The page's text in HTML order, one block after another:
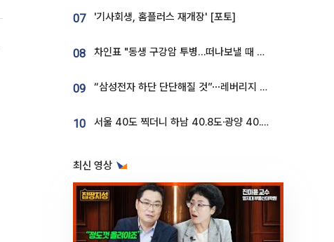
07 '기사회생, 홈플러스 재개장' [포토]
08 차인표 "동생 구강암 투병…떠나보낼 때 가장 힘들었다”
09 “삼성전자 하단 단단해질 것”⋯레버리지 규제에 쏠림 완화 [찐코노미]
10 서울 40도 찍더니 하남 40.8도·광양 40.2도…전국 '펄펄'
최신 영상